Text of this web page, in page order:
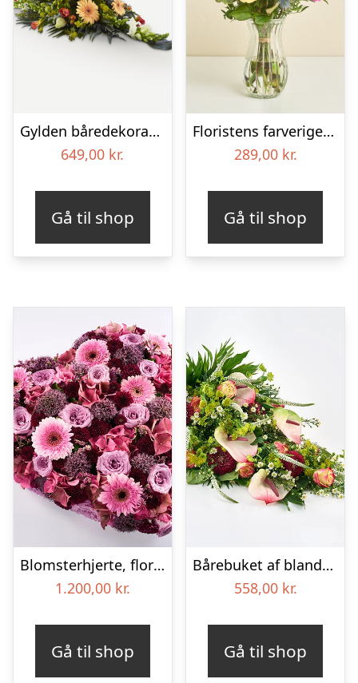
Gylden båredekoration
649,00 kr.
Gå til shop
Floristens farverige kondolencebuket
289,00 kr.
Gå til shop
Blomsterhjerte, floristens valg – Blomster til begravelse
1.200,00 kr.
Gå til shop
Bårebuket af blandede blomster – Blomster til begravelse
558,00 kr.
Gå til shop